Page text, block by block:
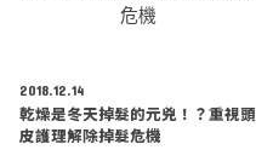
2018.12.14
乾燥是冬天掉髮的元兇！？重視頭
皮護理解除掉髮危機